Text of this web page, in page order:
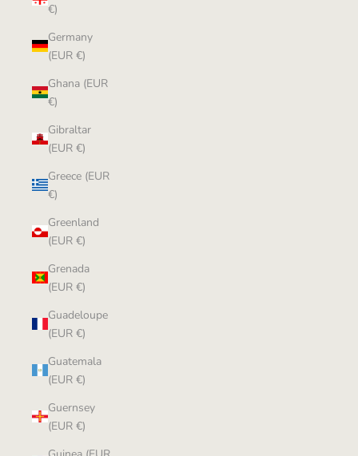
€)
Germany
(EUR €)
Ghana (EUR
€)
Gibraltar
(EUR €)
Greece (EUR
€)
Greenland
(EUR €)
Grenada
(EUR €)
Guadeloupe
(EUR €)
Guatemala
(EUR €)
Guernsey
(EUR €)